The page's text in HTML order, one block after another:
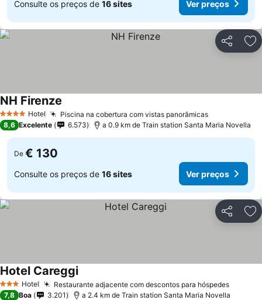
Consulte os preços de 16 sites Ver preços
Partilhar
4 EstrelasHotel Piscina na cobertura com vistas panorâmicasVer preços
NH Firenze
8,6 Excelente 6.573 a 0.9 km de Train station Santa Maria Novella
De € 130
Consulte os preços de 16 sites Ver preços
Partilhar
3 EstrelasHotel Restaurante adjacente com descontos para hóspedesVer
Hotel CareggiVer preços
7,8 Boa 3.201 a 2.4 km de Train station Santa Maria Novella